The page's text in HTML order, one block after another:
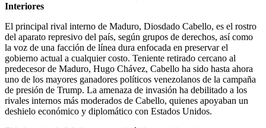
Interiores
El principal rival interno de Maduro, Diosdado Cabello, es el rostro
del aparato represivo del país, según grupos de derechos, así como
la voz de una facción de línea dura enfocada en preservar el
gobierno actual a cualquier costo. Teniente retirado cercano al
predecesor de Maduro, Hugo Chávez, Cabello ha sido hasta ahora
uno de los mayores ganadores políticos venezolanos de la campaña
de presión de Trump. La amenaza de invasión ha debilitado a los
rivales internos más moderados de Cabello, quienes apoyaban un
deshielo económico y diplomático con Estados Unidos.